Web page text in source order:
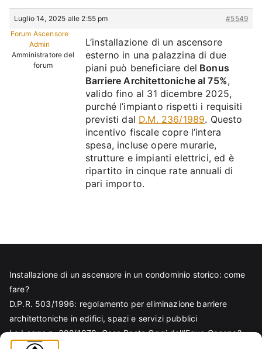
Luglio 14, 2025 alle 2:55 pm
#5549
Forum Ascensore
Admin
Amministratore del
forum
L’installazione di un ascensore
esterno in una palazzina di due
piani può beneficiare del Bonus
Barriere Architettoniche al 75%,
valido fino al 31 dicembre 2025,
purché l’impianto rispetti i requisiti
previsti dal D.M. 236/1989. Questo
incentivo fiscale copre l’intera
spesa, incluse opere murarie,
strutture e impianti elettrici, ed è
ripartito in cinque rate annuali di
pari importo.
Installazione di un ascensore in un condominio storico: come
fare?
D.P.R. 503/1996: regolamento per eliminazione barriere
architettoniche in edifici, spazi e servizi pubblici
La Legge n. 392/1978: Cosa Resta Oggi dell’Equo Canone?